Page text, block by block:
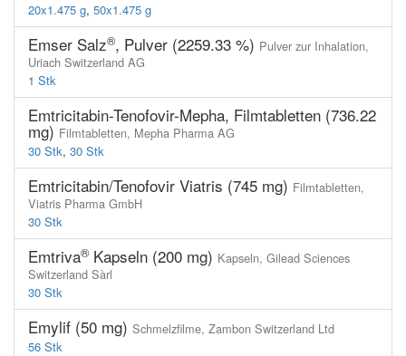
20x1.475 g, 50x1.475 g
Emser Salz®, Pulver (2259.33 %) Pulver zur Inhalation,
Uriach Switzerland AG
1 Stk
Emtricitabin-Tenofovir-Mepha, Filmtabletten (736.22
mg) Filmtabletten, Mepha Pharma AG
30 Stk, 30 Stk
Emtricitabin/Tenofovir Viatris (745 mg) Filmtabletten,
Viatris Pharma GmbH
30 Stk
Emtriva® Kapseln (200 mg) Kapseln, Gilead Sciences
Switzerland Sàrl
30 Stk
Emylif (50 mg) Schmelzfilme, Zambon Switzerland Ltd
56 Stk